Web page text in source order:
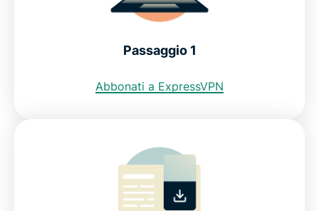
Posso usare una VPN gratuita per ottenere un
ExpressVPN per tutti i paesi
Passaggio 1
Abbonati a ExpressVPN